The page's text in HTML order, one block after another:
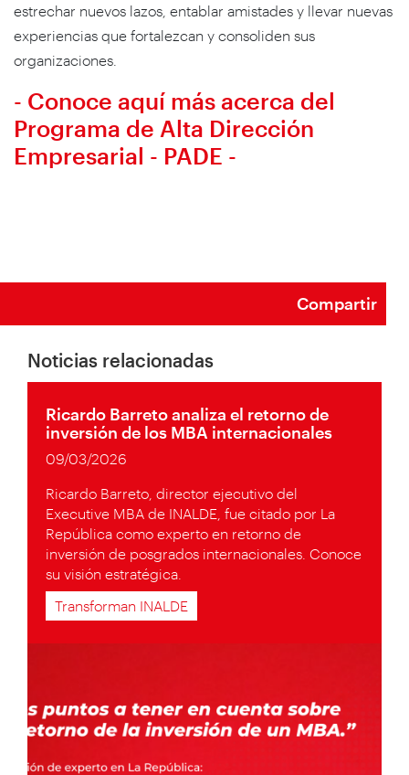
estrechar nuevos lazos, entablar amistades y llevar nuevas
experiencias que fortalezcan y consoliden sus
organizaciones.
- Conoce aquí más acerca del
Programa de Alta Dirección
Empresarial - PADE -
Compartir
Noticias relacionadas
Ricardo Barreto analiza el retorno de
inversión de los MBA internacionales
09/03/2026
Ricardo Barreto, director ejecutivo del
Executive MBA de INALDE, fue citado por La
República como experto en retorno de
inversión de posgrados internacionales. Conoce
su visión estratégica.
Transforman INALDE